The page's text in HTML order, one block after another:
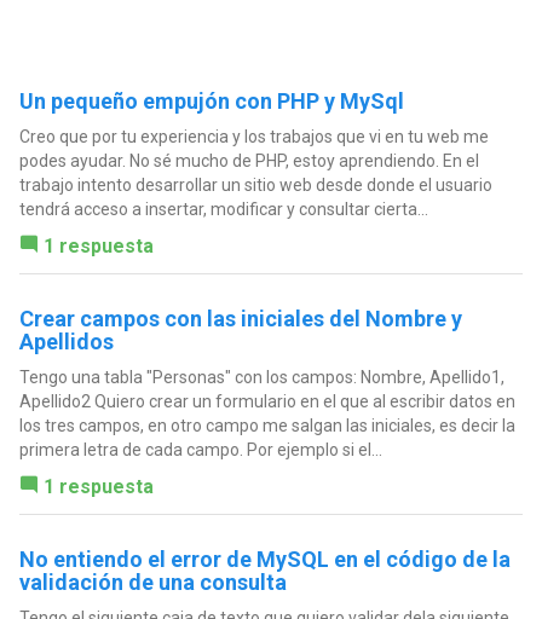
Un pequeño empujón con PHP y MySql
Creo que por tu experiencia y los trabajos que vi en tu web me
podes ayudar. No sé mucho de PHP, estoy aprendiendo. En el
trabajo intento desarrollar un sitio web desde donde el usuario
tendrá acceso a insertar, modificar y consultar cierta...
1 respuesta
Crear campos con las iniciales del Nombre y
Apellidos
Tengo una tabla "Personas" con los campos: Nombre, Apellido1,
Apellido2 Quiero crear un formulario en el que al escribir datos en
los tres campos, en otro campo me salgan las iniciales, es decir la
primera letra de cada campo. Por ejemplo si el...
1 respuesta
No entiendo el error de MySQL en el código de la
validación de una consulta